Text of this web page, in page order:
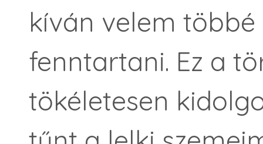
kíván velem
fenntartani. Ez a
tökéletesen